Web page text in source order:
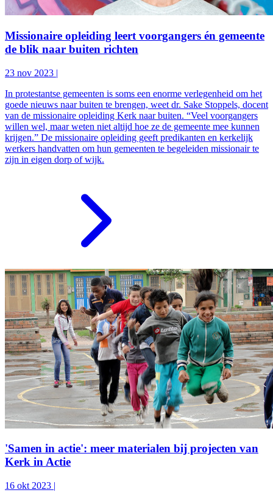
Missionaire opleiding leert voorgangers én gemeente
de blik naar buiten richten
23 nov 2023 |
In protestantse gemeenten is soms een enorme verlegenheid om het
goede nieuws naar buiten te brengen, weet dr. Sake Stoppels, docent
van de missionaire opleiding Kerk naar buiten. “Veel voorgangers
willen wel, maar weten niet altijd hoe ze de gemeente mee kunnen
krijgen.” De missionaire opleiding geeft predikanten en kerkelijk
werkers handvatten om hun gemeenten te begeleiden missionair te
zijn in eigen dorp of wijk.
'Samen in actie': meer materialen bij projecten van
Kerk in Actie
16 okt 2023 |